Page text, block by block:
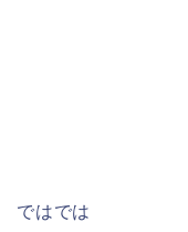
ではでは